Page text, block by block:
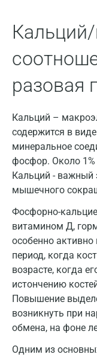
разовая
Кальций –
содержится в
минеральное
фосфор. Около 1%
Кальций - важный
мышечного
Фосфорно-
витамином Д,
особенно активно
период, когда
возрасте, когда
истончению
Повышение
возникнуть при
обмена, на фоне
Одним из
Голубое
Дзержинск
Домодедово
Звенигород
Зеленоград
Иваново
Ивантеевка
Ижевск